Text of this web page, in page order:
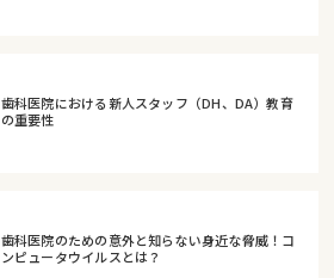
歯科医院における新人スタッフ（DH、DA）教育
の重要性
歯科医院のための意外と知らない身近な脅威！コ
ンピュータウイルスとは？